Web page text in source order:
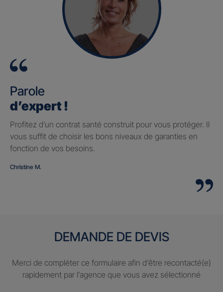
Parole
d’expert !
Profitez d’un contrat santé construit pour vous protéger. Il
vous suffit de choisir les bons niveaux de garanties en
fonction de vos besoins.
Christine M.
DEMANDE DE DEVIS
Merci de compléter ce formulaire afin d’être recontacté(e)
rapidement par l’agence que vous avez sélectionné